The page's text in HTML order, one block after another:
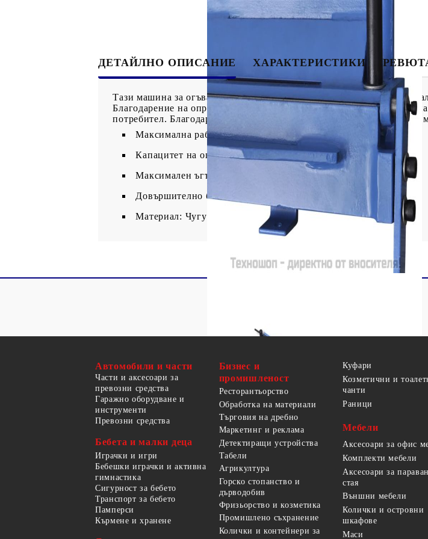
ДЕТАЙЛНО ОПИСАНИЕ ХАРАКТЕРИСТИКИ
Тази машина за огъване на метални листове е предназначена за
Благодарение на опростения си, но практичен дизайн, с тази
потребител. Благодарение на здравата и стабилна конструкция
Максимална работна ширина: 930 мм
Капацитет на огъване: 1 - 1,2 мм (T)
Максимален ъгъл на огъване: 135 °
Довършително боядисване: Прахово покритие
Материал: Чугун
Автомобили и части
Части и аксесоари за
превозни средства
Гаражно оборудване и
инструменти
Превозни средства
Бебета и малки деца
Играчки и игри
Бебешки играчки и активна
гимнастика
Сигурност за бебето
Транспорт за бебето
Памперси
Кърмене и хранене
Бизнес и
промишленост
Ресторантьорство
Обработка на материали
Търговия на дребно
Маркетинг и реклама
Детектиращи устройства
Табели
Агрикултура
Горско стопанство и
дърводобив
Фризьорство и козметика
Промишлено съхранение
Колички и контейнери за
Куфари
Козметични и
чанти
Раници
Мебели
Аксесоари за офис
Комплекти мебели
Аксесоари за
стая
Външни мебели
Колички и островни
шкафове
Маси